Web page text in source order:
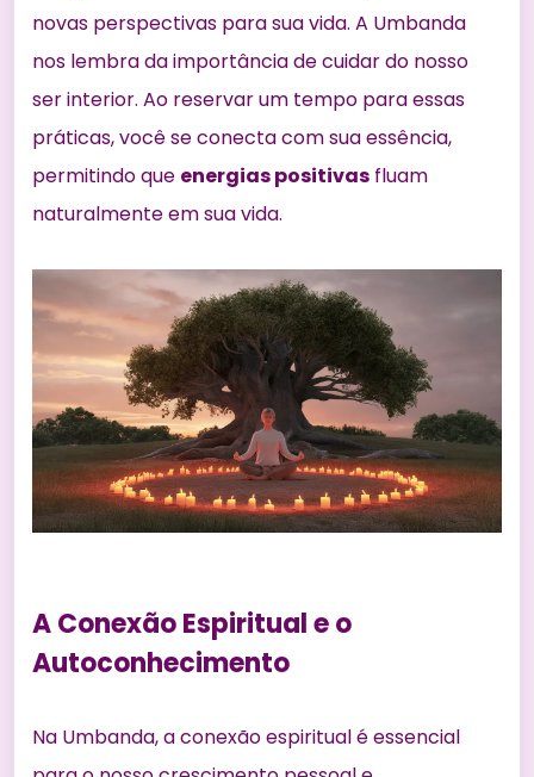
novas perspectivas para sua vida. A Umbanda
nos lembra da importância de cuidar do nosso
ser interior. Ao reservar um tempo para essas
práticas, você se conecta com sua essência,
permitindo que energias positivas fluam
naturalmente em sua vida.
A Conexão Espiritual e o
Autoconhecimento
Na Umbanda, a conexão espiritual é essencial